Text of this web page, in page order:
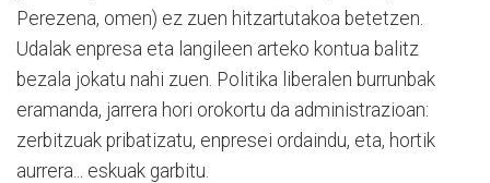
Perezena, omen) ez zuen hitzartutakoa betetzen.
Udalak enpresa eta langileen arteko kontua balitz
bezala jokatu nahi zuen. Politika liberalen burrunbak
eramanda, jarrera hori orokortu da administrazioan:
zerbitzuak pribatizatu, enpresei ordaindu, eta, hortik
aurrera... eskuak garbitu.